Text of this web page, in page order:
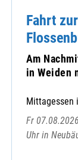
Irlbach,
Konzell,
Leiblfing,
Mitterfels,
Fahrt
Am
in Weiden
Mittagessen
Fr
Uhr in